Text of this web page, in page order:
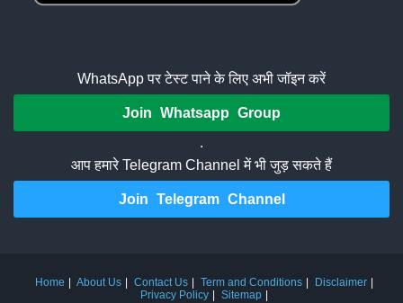
WhatsApp पर टेस्ट पाने के लिए अभी जॉइन करें
Join Whatsapp Group
.
आप हमारे Telegram Channel में भी जुड़ सकते हैं
Join Telegram Channel
Home About Us Contact Us Term and Conditions
Disclaimer
Privacy Policy
Sitemap